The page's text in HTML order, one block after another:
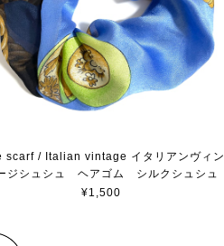
scarf / Italian vintage イタリアンヴィン
ジシュシュ ヘアゴム シルクシュシュ
¥1,500